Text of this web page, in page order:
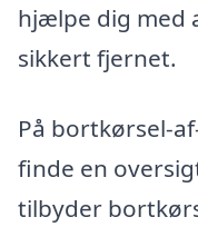
hjælpe dig med
sikkert fjernet.
På bortkørsel-
finde en
tilbyder